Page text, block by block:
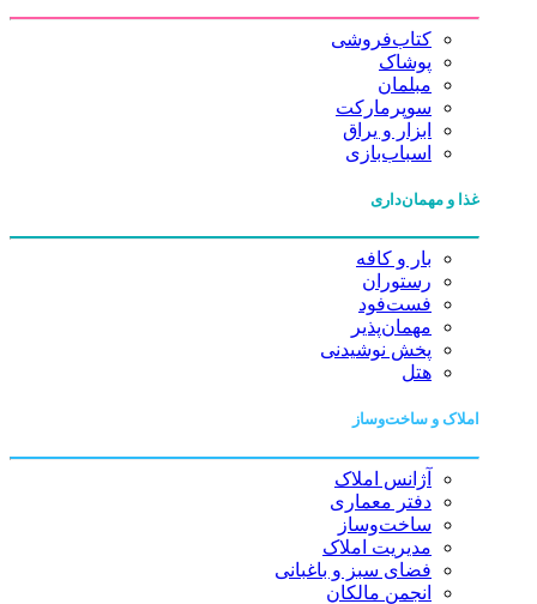
کتاب‌فروشی
پوشاک
مبلمان
سوپرمارکت
ابزار و یراق
اسباب‌بازی
غذا و مهمان‌داری
بار و کافه
رستوران
فست‌فود
مهمان‌پذیر
پخش نوشیدنی
هتل
املاک و ساخت‌وساز
آژانس املاک
دفتر معماری
ساخت‌وساز
مدیریت املاک
فضای سبز و باغبانی
انجمن مالکان